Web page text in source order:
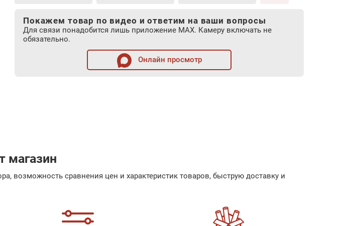
Покажем товар по видео и ответим на ваши вопросы
Для связи понадобится лишь приложение MAX. Камеру включать не
обязательно.
Онлайн просмотр
магазин
возможность сравнения цен и характеристик товаров, быструю доставку и